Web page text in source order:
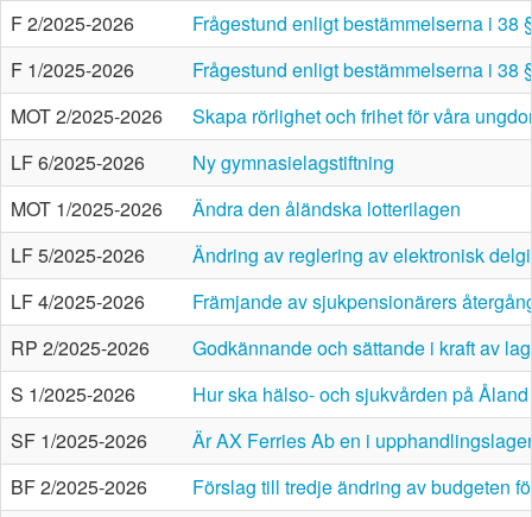
F 2/2025-2026
Frågestund enligt bestämmelserna i 38
F 1/2025-2026
Frågestund enligt bestämmelserna i 38
MOT 2/2025-2026
Skapa rörlighet och frihet för våra
LF 6/2025-2026
Ny gymnasielagstiftning
MOT 1/2025-2026
Ändra den åländska lotterilagen
LF 5/2025-2026
Ändring av reglering av elektronisk
LF 4/2025-2026
Främjande av sjukpensionärers
RP 2/2025-2026
Godkännande och sättande i kraft av
S 1/2025-2026
Hur ska hälso- och sjukvården på
SF 1/2025-2026
Är AX Ferries Ab en i
BF 2/2025-2026
Förslag till tredje ändring av budgeten